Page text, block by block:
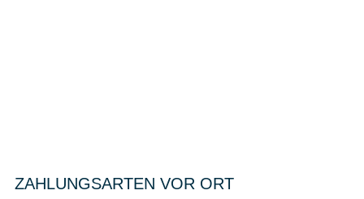
ZAHLUNGSARTEN VOR ORT